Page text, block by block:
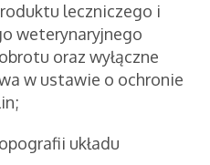
leczniczego i
weterynaryjnego
oraz wyłączne
w ustawie o ochronie
układu